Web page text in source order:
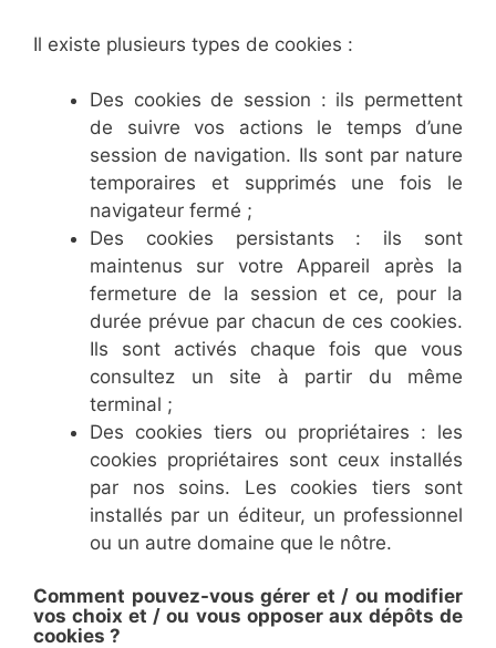
Il existe plusieurs types de cookies :
Des cookies de session : ils permettent
de suivre vos actions le temps d’une
session de navigation. Ils sont par nature
temporaires et supprimés une fois le
navigateur fermé ;
Des cookies persistants : ils sont
maintenus sur votre Appareil après la
fermeture de la session et ce, pour la
durée prévue par chacun de ces cookies.
Ils sont activés chaque fois que vous
consultez un site à partir du même
terminal ;
Des cookies tiers ou propriétaires : les
cookies propriétaires sont ceux installés
par nos soins. Les cookies tiers sont
installés par un éditeur, un professionnel
ou un autre domaine que le nôtre.
Comment pouvez-vous gérer et / ou modifier
vos choix et / ou vous opposer aux dépôts de
cookies ?